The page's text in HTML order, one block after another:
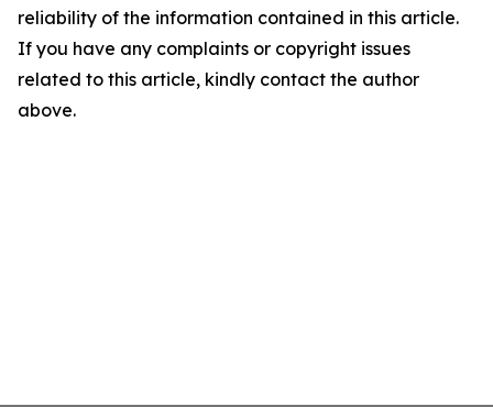
reliability of the information contained in this article.
If you have any complaints or copyright issues
related to this article, kindly contact the author
above.